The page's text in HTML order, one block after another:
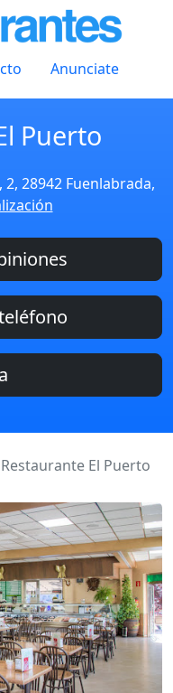
Anunciate
Puerto
2, 28942 Fuenlabrada,
Restaurante El Puerto